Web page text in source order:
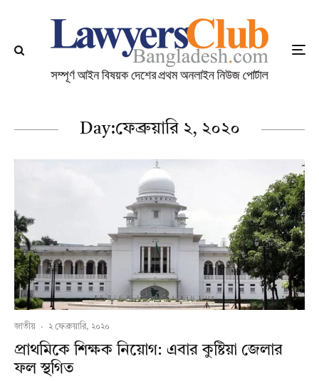
Day:ফেব্রুয়ারি ২, ২০২০
জাতীয় · ২ ফেব্রুয়ারি, ২০২০
প্রাথমিকে শিক্ষক নিয়োগ: এবার কুষ্টিয়া জেলার
ফল স্থগিত